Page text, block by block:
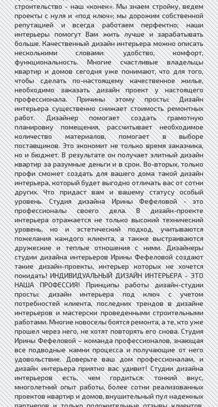
строительство - наш «конек». Мы знаем стройку, ведем
проекты с нуля и «под ключ»; мы дорожим собственной
репутацией и всегда работаем перфектно; наши
интерьеры помогут Вам жить лучше и зарабатывать
больше. Качественный дизайн интерьера можно описать
несколькими словами: удобство, комфорт,
функциональность. Многие счастливые владельцы
квартир и домов сегодня уже понимают, что для того,
чтобы сделать по-настоящему качественное жилье,
необходимо заказать дизайн проект у настоящего
профессионала. Причины этому просты: Дизайн
интерьера существенно снижает стоимость ремонтных
работ. Дизайнер помогает создать грамотную
планировку помещения, рассчитывает необходимое
количество материалов, помогает в выборе
поставщиков. Это экономит не только время заказчика,
но и бюджет. В результате он получает элитный дизайн
квартир за разумные деньги и в срок. Во-вторых, только
профи сможет создать для вашего дома такой дизайн
интерьера, который будет выгодно отличать вас от сотни
других. Что придаст вам и вашему статусу особый
уровень. Студия дизайна Ирины Фефеловой - это
профессионалы своего дела. В дизайн-проекте
интерьера отражается не только высокий технический
уровень, но и эстетический подход, учитываются
пожелания каждого клиента, а также выстраиваются
дружеские и теплые отношения с ними. Дизайнеры
студии дизайна интерьеров Ирины Фефеловой создают
такие дизайн-проекты, интерьер которых не хочется
покидать! ИНДИВИДУАЛЬНЫЙ ДИЗАЙН ИНТЕРЬЕРА - ЭТО
НАША ПРОФЕССИЯ! Принципы работы дизайн-студии
просты: дизайн интерьера под ключ с учетом
потребностей клиента, последних трендов в дизайне
интерьеров и мастерски проведенными строительными
работами. Многие новоселы боятся ремонта, а те, кто уже
прошел через него, не хотят повторять его снова. Студия
Ирины Фефеловой – команда профессионалов, знающая
все подводные камни процесса и получающие от него
удовольствие. Доверьте ваш дом профессионалам, и
дизайн интерьера приятно вас удивит! Студии дизайна
интерьеров есть, чем гордиться: тонкий вкус,
многолетний опыт работы, более сотни реализованных
проектов квартир и домов, внушительный пул надежных
партнеров и только положительные отзывы клиентов.